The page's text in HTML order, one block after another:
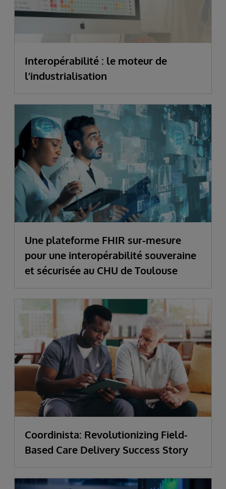
Interopérabilité : le moteur de
l’industrialisation
Une plateforme FHIR sur-mesure
pour une interopérabilité souveraine
et sécurisée au CHU de Toulouse
Coordinista: Revolutionizing Field-
Based Care Delivery Success Story